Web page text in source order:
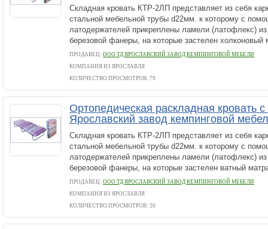
Складная кровать КТР-2ЛП представляет из себя
стальной мебельной трубы d22мм. к которому с
латодержателей прикреплены ламели (латофлекс) из
березовой фанеры, на которые застелен холконовый
ПРОДАВЕЦ: ООО ТД ЯРОСЛАВСКИЙ ЗАВОД КЕМПИНГОВОЙ МЕБЕЛИ
КОМПАНИЯ ИЗ ЯРОСЛАВЛЯ
КОЛИЧЕСТВО ПРОСМОТРОВ: 79
Ортопедическая раскладная кровать
Ярославский завод кемпинговой
Складная кровать КТР-2ЛП представляет из себя
стальной мебельной трубы d22мм. к которому с
латодержателей прикреплены ламели (латофлекс) из
березовой фанеры, на которые застелен ватный
ПРОДАВЕЦ: ООО ТД ЯРОСЛАВСКИЙ ЗАВОД КЕМПИНГОВОЙ МЕБЕЛИ
КОМПАНИЯ ИЗ ЯРОСЛАВЛЯ
КОЛИЧЕСТВО ПРОСМОТРОВ: 20